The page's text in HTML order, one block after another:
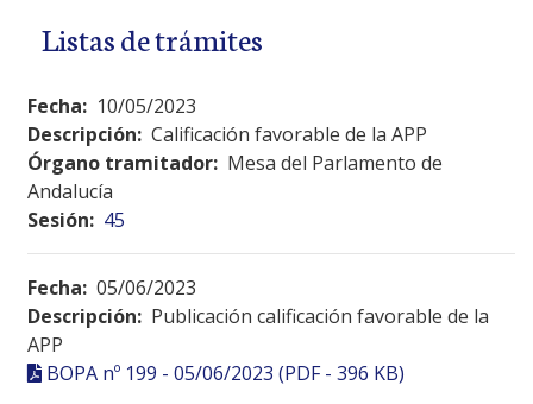
Listas de trámites
Fecha: 10/05/2023
Descripción: Calificación favorable de la APP
Órgano tramitador: Mesa del Parlamento de
Andalucía
Sesión: 45
Fecha: 05/06/2023
Descripción: Publicación calificación favorable de la
APP
BOPA nº 199 - 05/06/2023 (PDF - 396 KB)